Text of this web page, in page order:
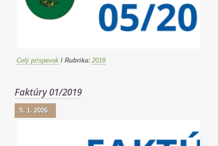
Celý príspevok / Rubrika: 2018
Faktúry 01/2019
5. 1. 2026